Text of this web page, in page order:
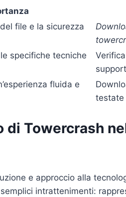
file e la sicurezza
specifiche tecniche
fluida e
testate
di Towercrash
e approccio alla
intrattenimenti: